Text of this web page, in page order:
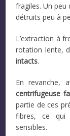
fragiles. Un peu
détruits peu à
L’extraction à
rotation lente,
intacts.
En revanche,
centrifugeuse
partie de ces
fibres, ce qui
sensibles.